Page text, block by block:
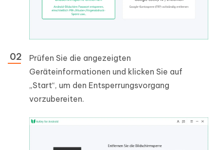
Prüfen Sie die angezeigten
Geräteinformationen und klicken Sie auf
„Start“, um den Entsperrungsvorgang
vorzubereiten.